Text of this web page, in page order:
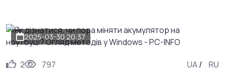
2025-03-30 20:37
2 797 UA/ RU